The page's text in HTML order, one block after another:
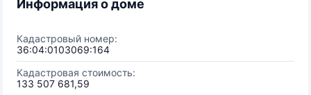
Информация о доме
Кадастровый номер:
36:04:0103069:164
Кадастровая стоимость:
133 507 681,59